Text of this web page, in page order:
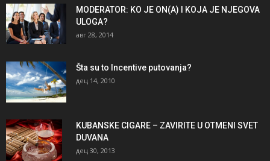
MODERATOR: KO JE ON(A) I KOJA JE NJEGOVA
ULOGA?
авг 28, 2014
Šta su to Incentive putovanja?
дец 14, 2010
KUBANSKE CIGARE – ZAVIRITE U OTMENI SVET
DUVANA
дец 30, 2013